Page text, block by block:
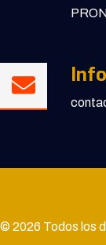
© 2026 Todos los